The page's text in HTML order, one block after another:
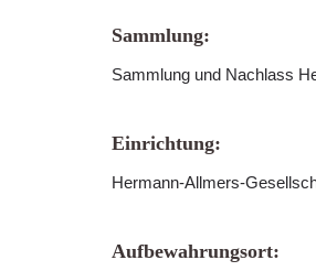
Sammlung:
Sammlung und Nachlass
Einrichtung:
Hermann-Allmers-
Aufbewahrungsort: